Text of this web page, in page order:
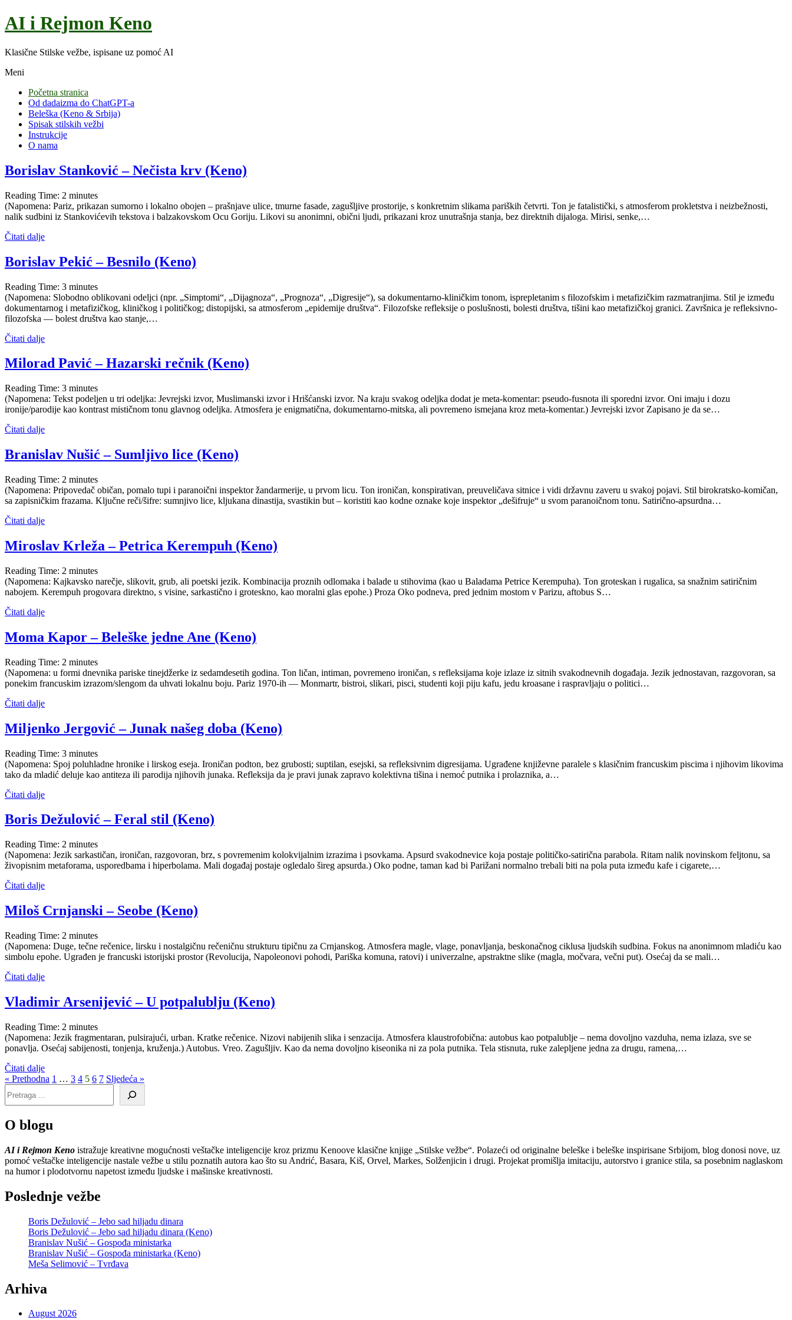
AI i Rejmon Keno
Klasične Stilske vežbe, ispisane uz pomoć AI
Meni
Početna stranica
Od dadaizma do ChatGPT-a
Beleška (Keno & Srbija)
Spisak stilskih vežbi
Instrukcije
O nama
Borislav Stanković – Nečista krv (Keno)
Reading Time: 2 minutes
(Napomena: Pariz, prikazan sumorno i lokalno obojen – prašnjave ulice, tmurne fasade, zagušljive prostorije, s konkretnim slikama pariških četvrti. Ton je fatalistički, s atmosferom prokletstva i neizbežnosti,
nalik sudbini iz Stankovićevih tekstova i balzakovskom Ocu Goriju. Likovi su anonimni, obični ljudi, prikazani kroz unutrašnja stanja, bez direktnih dijaloga. Mirisi, senke,…
Čitati dalje
Borislav Pekić – Besnilo (Keno)
Reading Time: 3 minutes
(Napomena: Slobodno oblikovani odeljci (npr. „Simptomi“, „Dijagnoza“, „Prognoza“, „Digresije“), sa dokumentarno-kliničkim tonom, isprepletanim s filozofskim i metafizičkim razmatranjima. Stil je između
dokumentarnog i metafizičkog, kliničkog i političkog; distopijski, sa atmosferom „epidemije društva“. Filozofske refleksije o poslušnosti, bolesti društva, tišini kao metafizičkoj granici. Završnica je refleksivno-
filozofska — bolest društva kao stanje,…
Čitati dalje
Milorad Pavić – Hazarski rečnik (Keno)
Reading Time: 3 minutes
(Napomena: Tekst podeljen u tri odeljka: Jevrejski izvor, Muslimanski izvor i Hrišćanski izvor. Na kraju svakog odeljka dodat je meta-komentar: pseudo-fusnota ili sporedni izvor. Oni imaju i dozu
ironije/parodije kao kontrast mističnom tonu glavnog odeljka. Atmosfera je enigmatična, dokumentarno-mitska, ali povremeno ismejana kroz meta-komentar.) Jevrejski izvor Zapisano je da se…
Čitati dalje
Branislav Nušić – Sumljivo lice (Keno)
Reading Time: 2 minutes
(Napomena: Pripovedač običan, pomalo tupi i paranoični inspektor žandarmerije, u prvom licu. Ton ironičan, konspirativan, preuveličava sitnice i vidi državnu zaveru u svakoj pojavi. Stil birokratsko-komičan,
sa zapisničkim frazama. Ključne reči/šifre: sumnjivo lice, kljukana dinastija, svastikin but – koristiti kao kodne oznake koje inspektor „dešifruje“ u svom paranoičnom tonu. Satirično-apsurdna…
Čitati dalje
Miroslav Krleža – Petrica Kerempuh (Keno)
Reading Time: 2 minutes
(Napomena: Kajkavsko narečje, slikovit, grub, ali poetski jezik. Kombinacija proznih odlomaka i balade u stihovima (kao u Baladama Petrice Kerempuha). Ton groteskan i rugalica, sa snažnim satiričnim
nabojem. Kerempuh progovara direktno, s visine, sarkastično i groteskno, kao moralni glas epohe.) Proza Oko podneva, pred jednim mostom v Parizu, aftobus S…
Čitati dalje
Moma Kapor – Beleške jedne Ane (Keno)
Reading Time: 2 minutes
(Napomena: u formi dnevnika pariske tinejdžerke iz sedamdesetih godina. Ton ličan, intiman, povremeno ironičan, s refleksijama koje izlaze iz sitnih svakodnevnih događaja. Jezik jednostavan, razgovoran, sa
ponekim francuskim izrazom/slengom da uhvati lokalnu boju. Pariz 1970-ih — Monmartr, bistroi, slikari, pisci, studenti koji piju kafu, jedu kroasane i raspravljaju o politici…
Čitati dalje
Miljenko Jergović – Junak našeg doba (Keno)
Reading Time: 3 minutes
(Napomena: Spoj poluhladne hronike i lirskog eseja. Ironičan podton, bez grubosti; suptilan, esejski, sa refleksivnim digresijama. Ugrađene književne paralele s klasičnim francuskim piscima i njihovim likovima
tako da mladić deluje kao antiteza ili parodija njihovih junaka. Refleksija da je pravi junak zapravo kolektivna tišina i nemoć putnika i prolaznika, a…
Čitati dalje
Boris Dežulović – Feral stil (Keno)
Reading Time: 2 minutes
(Napomena: Jezik sarkastičan, ironičan, razgovoran, brz, s povremenim kolokvijalnim izrazima i psovkama. Apsurd svakodnevice koja postaje političko-satirična parabola. Ritam nalik novinskom feljtonu, sa
živopisnim metaforama, usporedbama i hiperbolama. Mali događaj postaje ogledalo šireg apsurda.) Oko podne, taman kad bi Parižani normalno trebali biti na pola puta između kafe i cigarete,…
Čitati dalje
Miloš Crnjanski – Seobe (Keno)
Reading Time: 2 minutes
(Napomena: Duge, tečne rečenice, lirsku i nostalgičnu rečeničnu strukturu tipičnu za Crnjanskog. Atmosfera magle, vlage, ponavljanja, beskonačnog ciklusa ljudskih sudbina. Fokus na anonimnom mladiću kao
simbolu epohe. Ugrađen je francuski istorijski prostor (Revolucija, Napoleonovi pohodi, Pariška komuna, ratovi) i univerzalne, apstraktne slike (magla, močvara, večni put). Osećaj da se mali…
Čitati dalje
Vladimir Arsenijević – U potpalublju (Keno)
Reading Time: 2 minutes
(Napomena: Jezik fragmentaran, pulsirajući, urban. Kratke rečenice. Nizovi nabijenih slika i senzacija. Atmosfera klaustrofobična: autobus kao potpalublje – nema dovoljno vazduha, nema izlaza, sve se
ponavlja. Osećaj sabijenosti, tonjenja, kruženja.) Autobus. Vreo. Zagušljiv. Kao da nema dovoljno kiseonika ni za pola putnika. Tela stisnuta, ruke zalepljene jedna za drugu, ramena,…
Čitati dalje
« Prethodna 1 … 3 4 5 6 7 Sljedeća »
O blogu
AI i Rejmon Keno istražuje kreativne mogućnosti veštačke inteligencije kroz prizmu Kenoove klasične knjige „Stilske vežbe“. Polazeći od originalne beleške i beleške inspirisane Srbijom, blog donosi nove, uz
pomoć veštačke inteligencije nastale vežbe u stilu poznatih autora kao što su Andrić, Basara, Kiš, Orvel, Markes, Solženjicin i drugi. Projekat promišlja imitaciju, autorstvo i granice stila, sa posebnim naglaskom
na humor i plodotvornu napetost između ljudske i mašinske kreativnosti.
Poslednje vežbe
Boris Dežulović – Jebo sad hiljadu dinara
Boris Dežulović – Jebo sad hiljadu dinara (Keno)
Branislav Nušić – Gospođa ministarka
Branislav Nušić – Gospođa ministarka (Keno)
Meša Selimović – Tvrđava
Arhiva
August 2026